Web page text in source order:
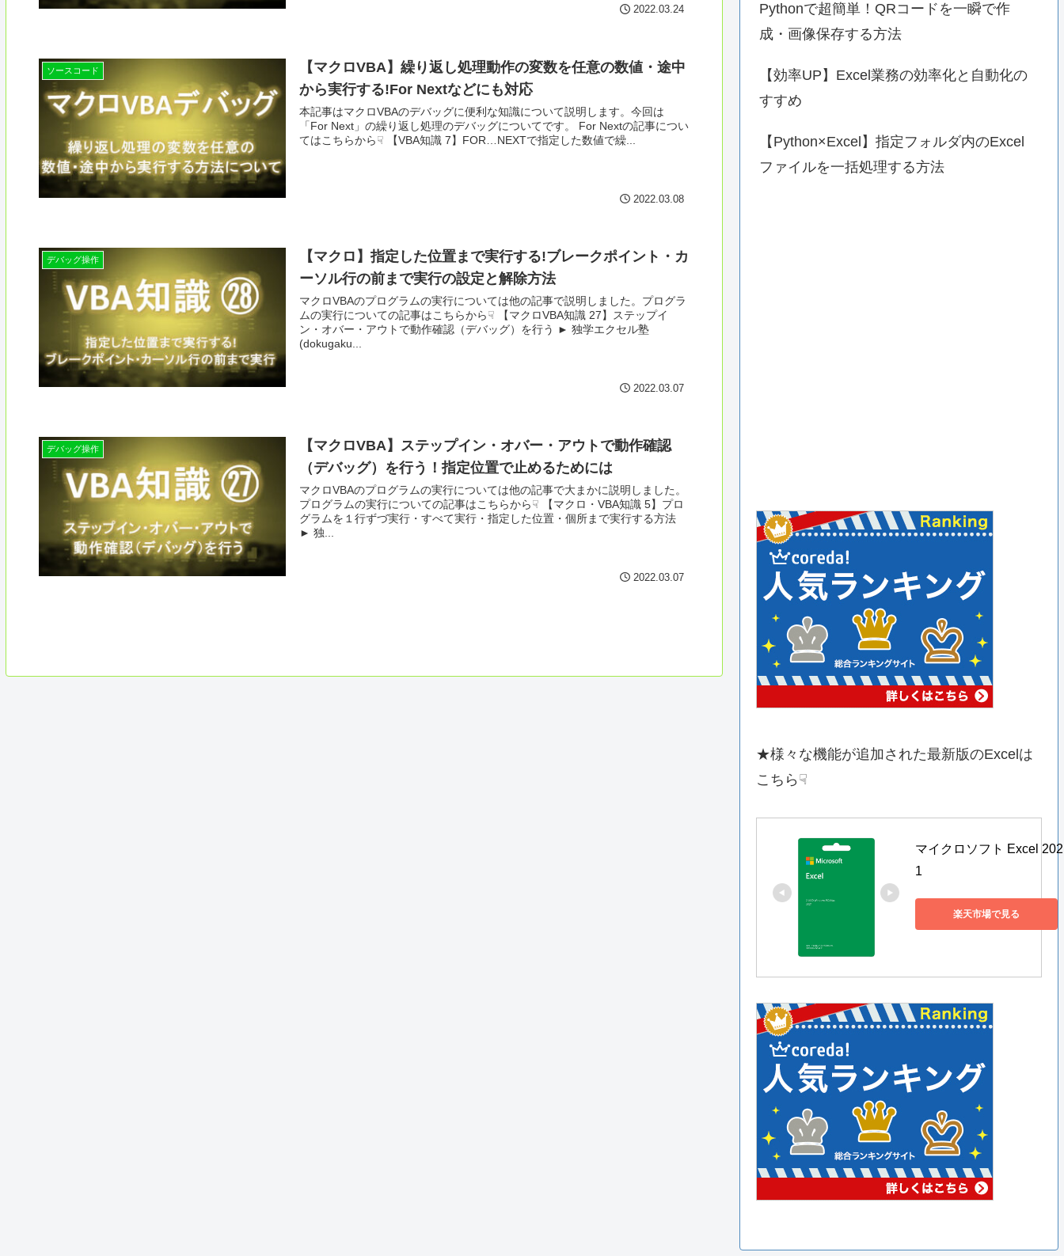
2022.03.24
ソースコード
【マクロVBA】繰り返し処理動作の変数を任意の数値・途中
から実行する!For Nextなどにも対応
本記事はマクロVBAのデバッグに便利な知識について説明します。今回は
「For Next」の繰り返し処理のデバッグについてです。 For Nextの記事につい
てはこちらから☟ 【VBA知識 7】FOR…NEXTで指定した数値で繰...
2022.03.08
デバッグ操作
【マクロ】指定した位置まで実行する!ブレークポイント・カ
ーソル行の前まで実行の設定と解除方法
マクロVBAのプログラムの実行については他の記事で説明しました。プログラ
ムの実行についての記事はこちらから☟ 【マクロVBA知識 27】ステップイ
ン・オバー・アウトで動作確認（デバッグ）を行う ► 独学エクセル塾
(dokugaku...
2022.03.07
デバッグ操作
【マクロVBA】ステップイン・オバー・アウトで動作確認
（デバッグ）を行う！指定位置で止めるためには
マクロVBAのプログラムの実行については他の記事で大まかに説明しました。
プログラムの実行についての記事はこちらから☟ 【マクロ・VBA知識 5】プロ
グラムを１行ずづ実行・すべて実行・指定した位置・個所まで実行する方法
► 独...
2022.03.07
Pythonで超簡単！QRコードを一瞬で作
成・画像保存する方法
【効率UP】Excel業務の効率化と自動化の
すすめ
【Python×Excel】指定フォルダ内のExcel
ファイルを一括処理する方法
★様々な機能が追加された最新版のExcelは
こちら☟
マイクロソフト Excel 202
1
楽天市場で見る